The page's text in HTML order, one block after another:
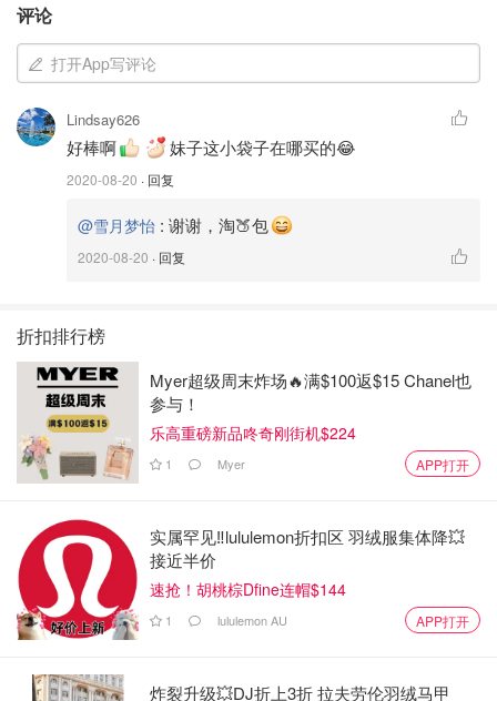
配方：阿胶 500 克、红枣 400 克、枸杞 250克、黄酒两
瓶、炒熟黑芝麻250 克、蔓越莓 200克、核桃600克、冰糖
评论
打开App写评论
Lindsay626
好棒啊 妹子这小袋子在哪买的😂
2020-08-20 · 回复
@雪月梦怡 : 谢谢，淘🍑包
2020-08-20 · 回复
折扣排行榜
Myer超级周末炸场🔥满$100返$15 Chanel也
参与！
乐高重磅新品咚奇刚街机$224
1 Myer APP打开
实属罕见‼️lululemon折扣区 羽绒服集体降💥
接近半价
速抢！胡桃棕Dfine连帽$144
1 lululemon AU APP打开
炸裂升级💥DJ折上3折 拉夫劳伦羽绒马甲